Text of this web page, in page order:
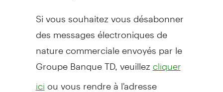
Si vous souhaitez vous désabonner
des messages électroniques de
nature commerciale envoyés par le
Groupe Banque TD, veuillez cliquer
ici ou vous rendre à l'adresse